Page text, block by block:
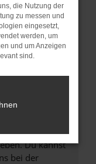
und dein
Stand
ein
dazu
nicht mehr
versucht
Du kannst
bei der
die Nutzung der
zu messen und
eingesetzt,
werden, um
und um Anzeigen
sind.